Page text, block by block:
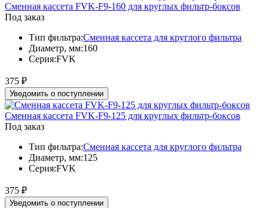
Сменная кассета FVK-F9-160 для круглых фильтр-боксов
Под заказ
Тип фильтра:Сменная кассета для круглого фильтра
Диаметр, мм:160
Серия:FVK
375 ₽
Уведомить о поступлении
Сменная кассета FVK-F9-125 для круглых фильтр-боксов
Под заказ
Тип фильтра:Сменная кассета для круглого фильтра
Диаметр, мм:125
Серия:FVK
375 ₽
Уведомить о поступлении